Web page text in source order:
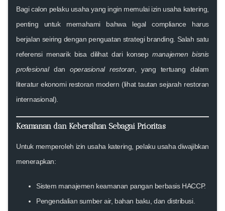
Bagi calon pelaku usaha yang ingin memulai izin usaha katering
penting untuk memahami bahwa legal compliance harus
berjalan seiring dengan penguatan strategi branding. Salah satu
referensi menarik bisa dilihat dari konsepmanajemen bisnis
profesionaldanoperasional restoran , yang tertuang dalam
literatur ekonomi restoran modern (lihat tautan sejarah restoran
internasional).
Keamanan dan Kebersihan Sebagai Prioritas
Untuk memperoleh izin usaha katering , pelaku usaha diwajibkan
menerapkan:
Sistem manajemen keamanan pangan berbasis HACCP.
Pengendalian sumber air, bahan baku, dan distribusi.